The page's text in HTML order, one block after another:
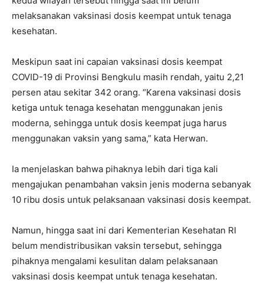
melaksanakan vaksinasi dosis keempat untuk tenaga
kesehatan.
Meskipun saat ini capaian vaksinasi dosis keempat
COVID-19 di Provinsi Bengkulu masih rendah, yaitu 2,21
persen atau sekitar 342 orang. “Karena vaksinasi dosis
ketiga untuk tenaga kesehatan menggunakan jenis
moderna, sehingga untuk dosis keempat juga harus
menggunakan vaksin yang sama,” kata Herwan.
Ia menjelaskan bahwa pihaknya lebih dari tiga kali
mengajukan penambahan vaksin jenis moderna sebanyak
10 ribu dosis untuk pelaksanaan vaksinasi dosis keempat.
Namun, hingga saat ini dari Kementerian Kesehatan RI
belum mendistribusikan vaksin tersebut, sehingga
pihaknya mengalami kesulitan dalam pelaksanaan
vaksinasi dosis keempat untuk tenaga kesehatan.